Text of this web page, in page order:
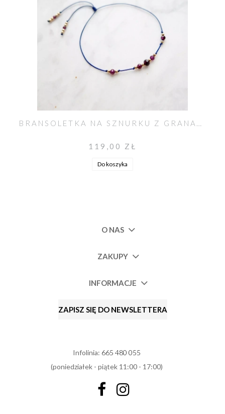
BRANSOLETKA NA SZNURKU Z GRANATEM MOYA
119,00 ZŁ
Do koszyka
O NAS
ZAKUPY
INFORMACJE
ZAPISZ SIĘ DO NEWSLETTERA
Infolinia: 665 480 055
(poniedziałek - piątek 11:00 - 17:00)